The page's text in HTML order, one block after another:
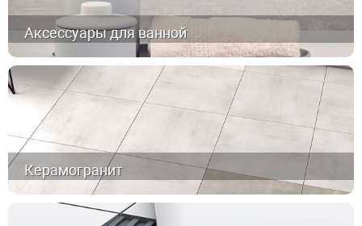
Аксессуары для ванной
Керамогранит